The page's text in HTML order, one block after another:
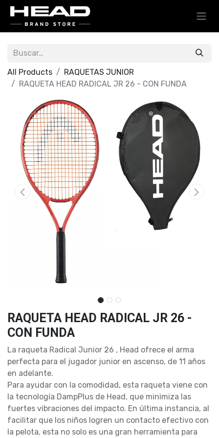
All Products
RAQUETAS JUNIOR
RAQUETA HEAD RADICAL JR 26 - CON FUNDA
RAQUETA HEAD RADICAL JR 26 -
CON FUNDA
La raqueta Radical Junior 26 , Head ofrece el arma
perfecta para el jugador junior en ascenso, de 11 años
en adelante.
Para ayudar con la comodidad, esta raqueta viene con
la tecnología DampPlus de Head, que minimiza las
fuertes vibraciones del impacto. En última instancia, al
facilitar que los niños logren un contacto efectivo con
la pelota, esta no solo es una gran herramienta para